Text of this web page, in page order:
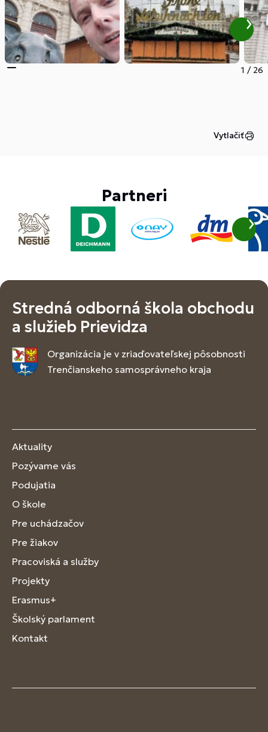
1 / 26
Vytlačiť
Partneri
Stredná odborná škola obchodu
a služieb Prievidza
Organizácia je v zriaďovateľskej pôsobnosti
Trenčianskeho samosprávneho kraja
Aktuality
Pozývame vás
Podujatia
O škole
Pre uchádzačov
Pre žiakov
Pracoviská a služby
Projekty
Erasmus+
Školský parlament
Kontakt